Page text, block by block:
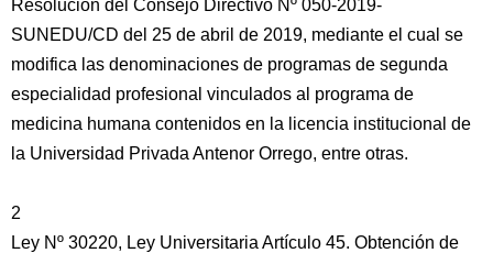
Resolución del Consejo Directivo Nº 050-2019-
SUNEDU/CD del 25 de abril de 2019, mediante el cual se
modifica las denominaciones de programas de segunda
especialidad profesional vinculados al programa de
medicina humana contenidos en la licencia institucional de
la Universidad Privada Antenor Orrego, entre otras.
2
Ley Nº 30220, Ley Universitaria Artículo 45. Obtención de